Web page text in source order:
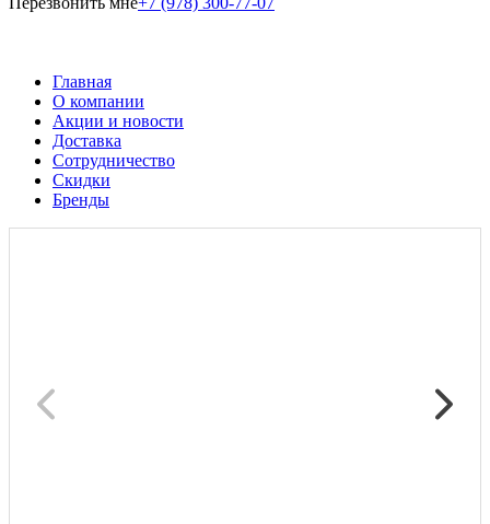
Главная
О компании
Акции и новости
Доставка
Сотрудничество
Скидки
Бренды